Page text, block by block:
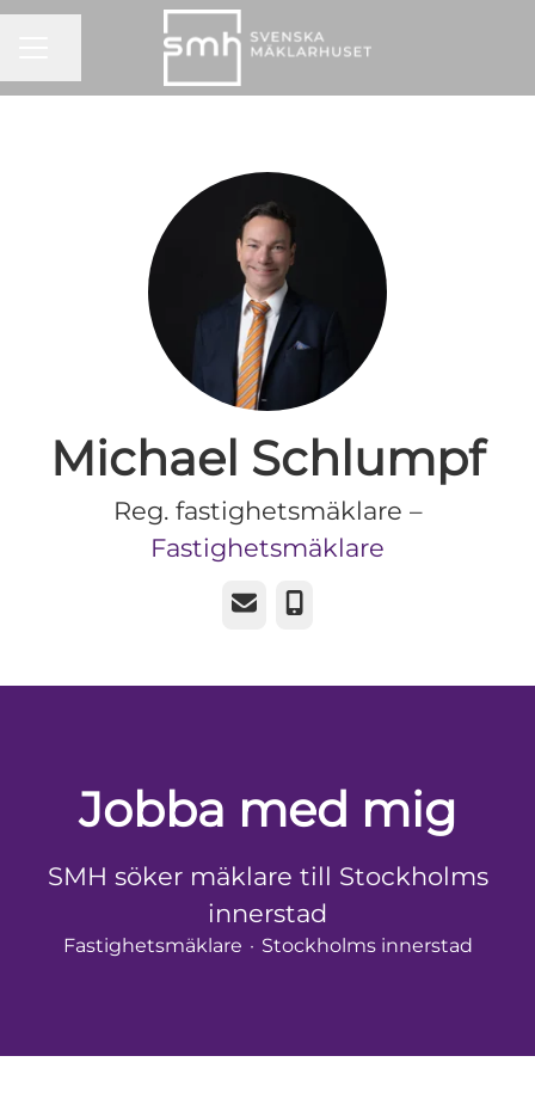
Michael Schlumpf
Reg. fastighetsmäklare –
Fastighetsmäklare
E-postTelefon
Jobba med mig
SMH söker mäklare till Stockholms
innerstad
Fastighetsmäklare · Stockholms innerstad